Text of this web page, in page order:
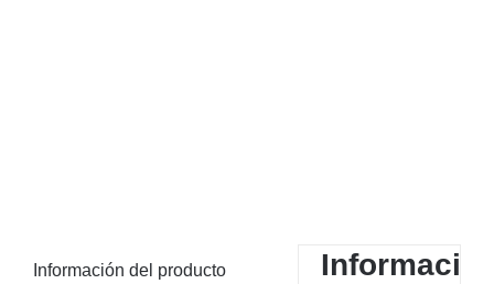
Información del producto